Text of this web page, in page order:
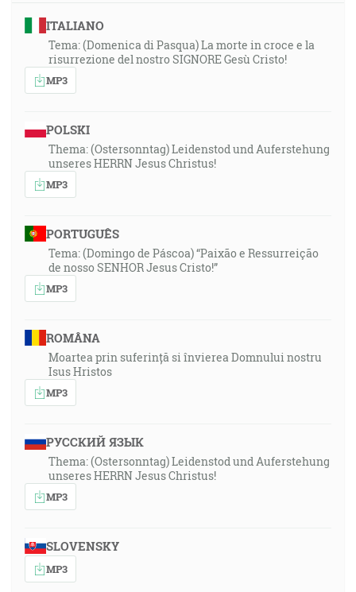
ITALIANO
Tema: (Domenica di Pasqua) La morte in croce e la
risurrezione del nostro SIGNORE Gesù Cristo!
MP3
POLSKI
Thema: (Ostersonntag) Leidenstod und Auferstehung
unseres HERRN Jesus Christus!
MP3
PORTUGUÊS
Tema: (Domingo de Páscoa) “Paixão e Ressurreição
de nosso SENHOR Jesus Cristo!”
MP3
ROMÂNA
Moartea prin suferință si învierea Domnului nostru
Isus Hristos
MP3
РУССКИЙ ЯЗЫК
Thema: (Ostersonntag) Leidenstod und Auferstehung
unseres HERRN Jesus Christus!
MP3
SLOVENSKY
MP3